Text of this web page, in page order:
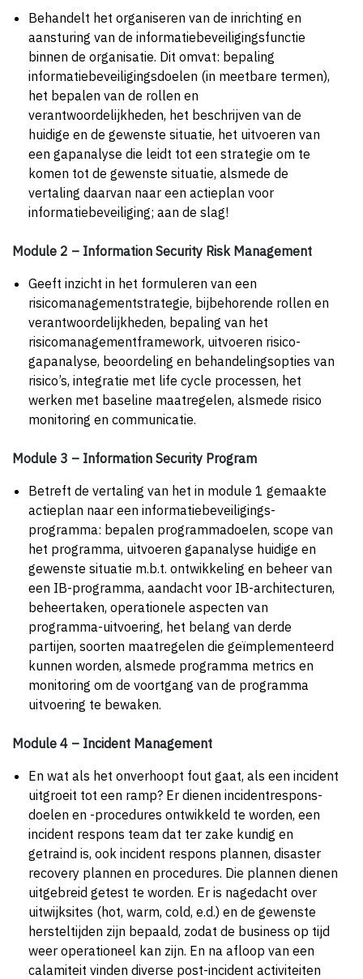
Behandelt het organiseren van de inrichting en
aansturing van de informatie­beveiligings­functie
binnen de organisatie. Dit omvat: bepaling
informatie­beveiligings­doelen (in meetbare termen),
het bepalen van de rollen en
verantwoordelijkheden, het beschrijven van de
huidige en de gewenste situatie, het uitvoeren van
een gapanalyse die leidt tot een strategie om te
komen tot de gewenste situatie, alsmede de
vertaling daarvan naar een actieplan voor
informatiebeveiliging; aan de slag!
Module 2 – Information Security Risk Management
Geeft inzicht in het formuleren van een
risicomanagementstrategie, bijbehorende rollen en
verantwoordelijkheden, bepaling van het
risicomanagementframework, uitvoeren risico-
gapanalyse, beoordeling en behandelingsopties van
risico’s, integratie met life cycle processen, het
werken met baseline maatregelen, alsmede risico
monitoring en communicatie.
Module 3 – Information Security Program
Betreft de vertaling van het in module 1 gemaakte
actieplan naar een informatie­beveiligings­
programma: bepalen programmadoelen, scope van
het programma, uitvoeren gapanalyse huidige en
gewenste situatie m.b.t. ontwikkeling en beheer van
een IB-programma, aandacht voor IB-architecturen,
beheertaken, operationele aspecten van
programma-uitvoering, het belang van derde
partijen, soorten maatregelen die geïmplementeerd
kunnen worden, alsmede programma metrics en
monitoring om de voortgang van de programma
uitvoering te bewaken.
Module 4 – Incident Management
En wat als het onverhoopt fout gaat, als een incident
uitgroeit tot een ramp? Er dienen incident­respons-
doelen en -procedures ontwikkeld te worden, een
incident respons team dat ter zake kundig en
getraind is, ook incident respons plannen, disaster
recovery plannen en procedures. Die plannen dienen
uitgebreid getest te worden. Er is nagedacht over
uitwijksites (hot, warm, cold, e.d.) en de gewenste
hersteltijden zijn bepaald, zodat de business op tijd
weer operationeel kan zijn. En na afloop van een
calamiteit vinden diverse post-incident activiteiten